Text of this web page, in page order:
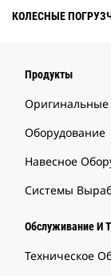
КОЛЕСНЫЕ
Продукты
Оригинальные
Оборудование
Навесное
Системы
Обслуживание И
Техническое